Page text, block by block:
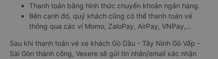
Thanh toán bằng hình thức chuyển khoản ngân hàng.
Bên cạnh đó, quý khách cũng có thể thanh toán vé
thông qua các ví Momo, ZaloPay, AirPay, VNPay,…
Sau khi thanh toán vé xe khách Gò Dầu - Tây Ninh Gò Vấp -
Sài Gòn thành công, Vexere sẽ gửi tin nhắn/email xác nhận